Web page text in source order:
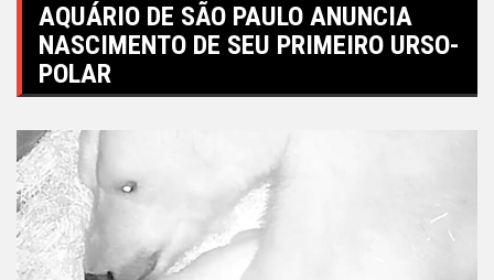
AQUÁRIO DE SÃO PAULO ANUNCIA
NASCIMENTO DE SEU PRIMEIRO URSO-
POLAR